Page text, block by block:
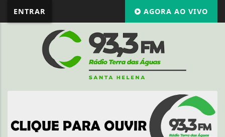
ENTRAR AGORA AO VIVO